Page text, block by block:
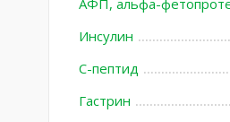
АФП, альфа-
Инсулин
С-пептид
Гастрин